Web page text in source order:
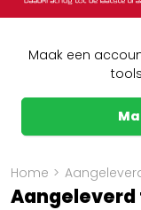
Maak een
Home >